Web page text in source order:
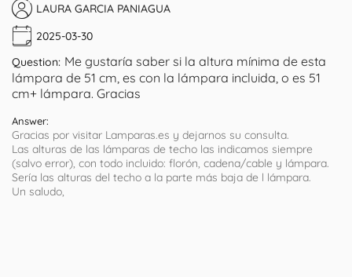
LAURA GARCIA PANIAGUA
2025-03-30
Question: Me gustaría saber si la altura mínima de esta
lámpara de 51 cm, es con la lámpara incluida, o es 51
cm+ lámpara. Gracias
Answer:
Gracias por visitar Lamparas.es y dejarnos su consulta.
Las alturas de las lámparas de techo las indicamos siempre
(salvo error), con todo incluido: florón, cadena/cable y lámpara.
Sería las alturas del techo a la parte más baja de l lámpara.
Un saludo,